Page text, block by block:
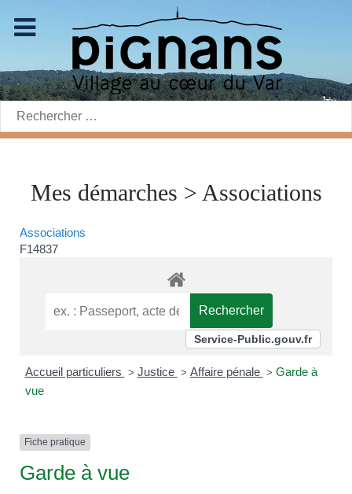
Rechercher:
Mes démarches > Associations
Associations
F14837
Service-Public.gouv.fr
Accueil particuliers > Justice > Affaire pénale > Garde à
vue
Fiche pratique
Garde à vue